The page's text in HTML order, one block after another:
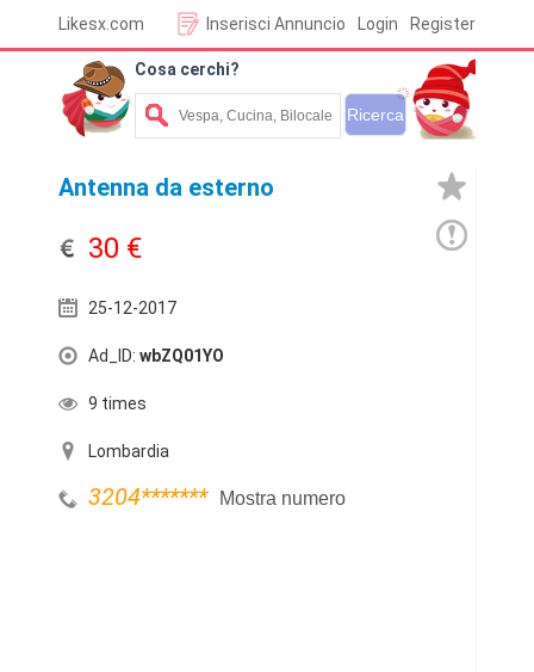
Likesx.com Login Register
Inserisci Annuncio
Cosa cerchi?
Antenna da esterno
30 €
25-12-2017
Ad_ID: wbZQ01YO
9 times
Lombardia
3204******* Mostra numero